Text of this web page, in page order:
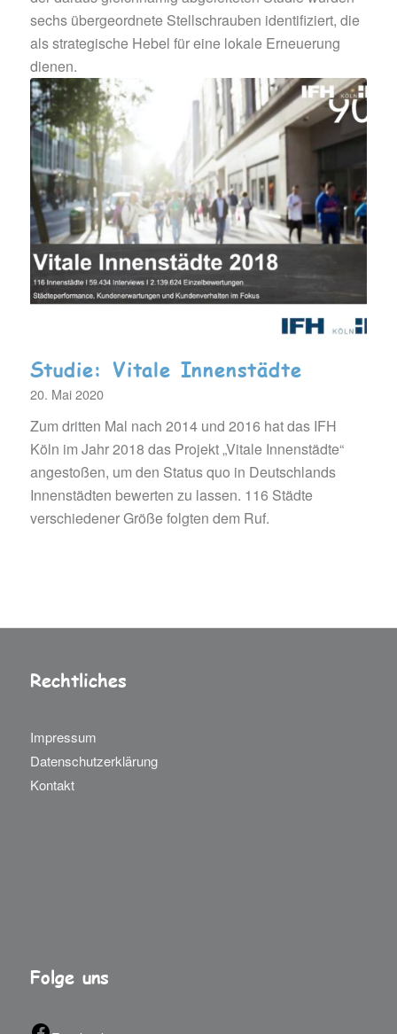
sechs übergeordnete Stellschrauben identifiziert, die
als strategische Hebel für eine lokale Erneuerung
dienen.
Studie: Vitale Innenstädte
20. Mai 2020
Zum dritten Mal nach 2014 und 2016 hat das IFH
Köln im Jahr 2018 das Projekt „Vitale Innenstädte“
angestoßen, um den Status quo in Deutschlands
Innenstädten bewerten zu lassen. 116 Städte
verschiedener Größe folgten dem Ruf.
Rechtliches
Impressum
Datenschutzerklärung
Kontakt
Folge uns